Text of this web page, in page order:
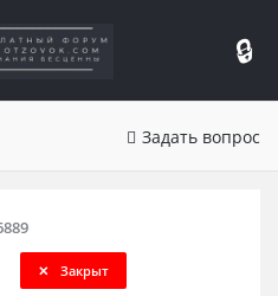
Задать вопрос
Закрыт